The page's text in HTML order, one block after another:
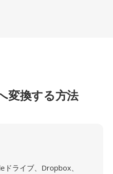
変換する方法
ドライブ、Dropbox、